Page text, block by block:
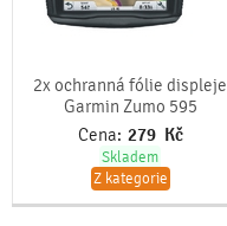
2x ochranná fólie displeje
Garmin Zumo 595
Cena: 279 Kč
Skladem
Z kategorie